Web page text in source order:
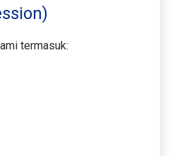
termasuk: